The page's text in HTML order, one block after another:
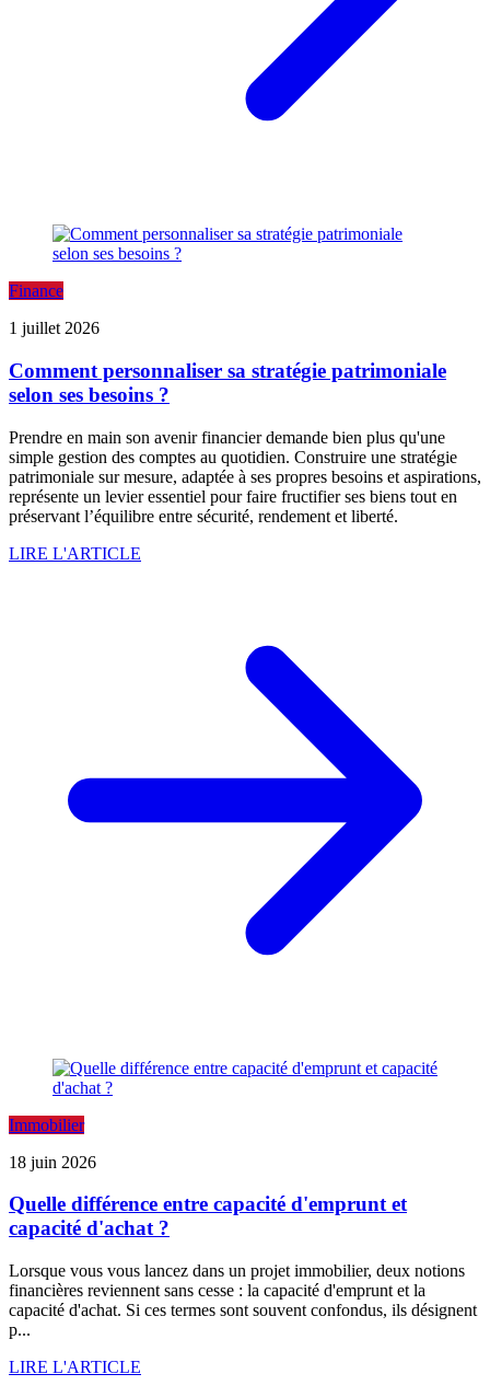
Finance
1 juillet 2026
Comment personnaliser sa stratégie patrimoniale
selon ses besoins ?
Prendre en main son avenir financier demande bien plus qu'une
simple gestion des comptes au quotidien. Construire une stratégie
patrimoniale sur mesure, adaptée à ses propres besoins et aspirations,
représente un levier essentiel pour faire fructifier ses biens tout en
préservant l’équilibre entre sécurité, rendement et liberté.
LIRE L'ARTICLE
Immobilier
18 juin 2026
Quelle différence entre capacité d'emprunt et
capacité d'achat ?
Lorsque vous vous lancez dans un projet immobilier, deux notions
financières reviennent sans cesse : la capacité d'emprunt et la
capacité d'achat. Si ces termes sont souvent confondus, ils désignent
p...
LIRE L'ARTICLE